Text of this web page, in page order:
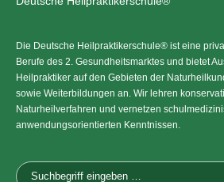
Die Deutsche Heilpraktikerschule® ist eine
Berufe des 2. Gesundheitsmarktes und bietet
Heilpraktiker auf den Gebieten der
sowie Weiterbildungen an. Wir lehren
Naturheilverfahren und vernetzen
anwendungsorientierten Kenntnissen.